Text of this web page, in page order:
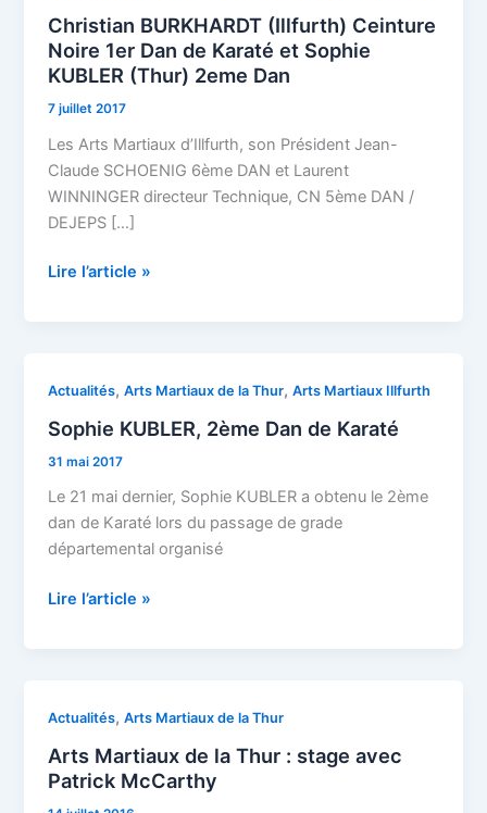
Christian BURKHARDT (Illfurth) Ceinture
Noire 1er Dan de Karaté et Sophie
KUBLER (Thur) 2eme Dan
7 juillet 2017
Les Arts Martiaux d’Illfurth, son Président Jean-
Claude SCHOENIG 6ème DAN et Laurent
WINNINGER directeur Technique, CN 5ème DAN /
DEJEPS […]
(Illfurth)
Ceinture
Noire
1er
Dan
de
Karaté
et
KUBLER
Lire l’article »
Actualités,Arts Martiaux de la Thur,Arts Martiaux Illfurth
Sophie KUBLER, 2ème Dan de Karaté
31 mai 2017
Le 21 mai dernier, Sophie KUBLER a obtenu le 2ème
dan de Karaté lors du passage de grade
départemental organisé
Sophie
2ème
Dan
de
Karaté
Lire l’article »
Actualités,Arts Martiaux de la Thur
Arts Martiaux de la Thur : stage avec
Patrick McCarthy
Arts
de
la